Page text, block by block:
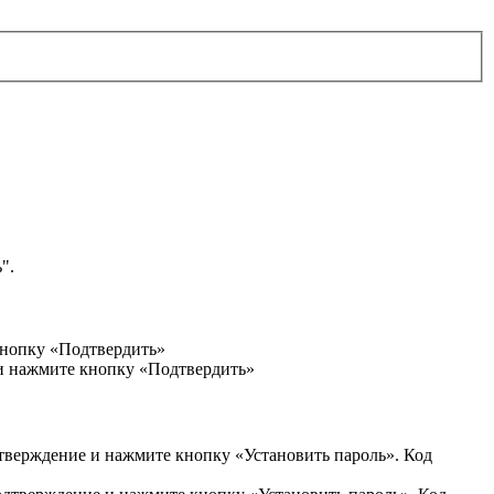
«Подтвердить»
кнопку «Подтвердить»
и нажмите кнопку «Установить пароль». Код